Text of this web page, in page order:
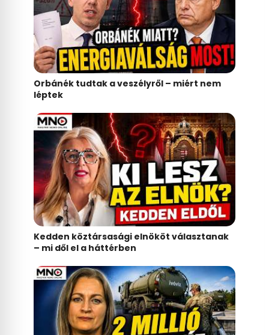
Orbánék tudtak a veszélyről – miért nem
léptek
Kedden köztársasági elnököt választanak
– mi dől el a háttérben